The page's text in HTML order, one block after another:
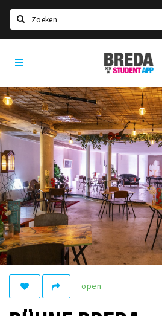
HOME
STUDEREN
Voel je thuis in Breda | GoodMood
Welkom in Breda
Studentenverenigingen
Studentenraad
Studentenroutes
New in town? Check FAQ!
Woonruimte
Inschrijven gemeente
Zorgverzekering
Breda
Student
open